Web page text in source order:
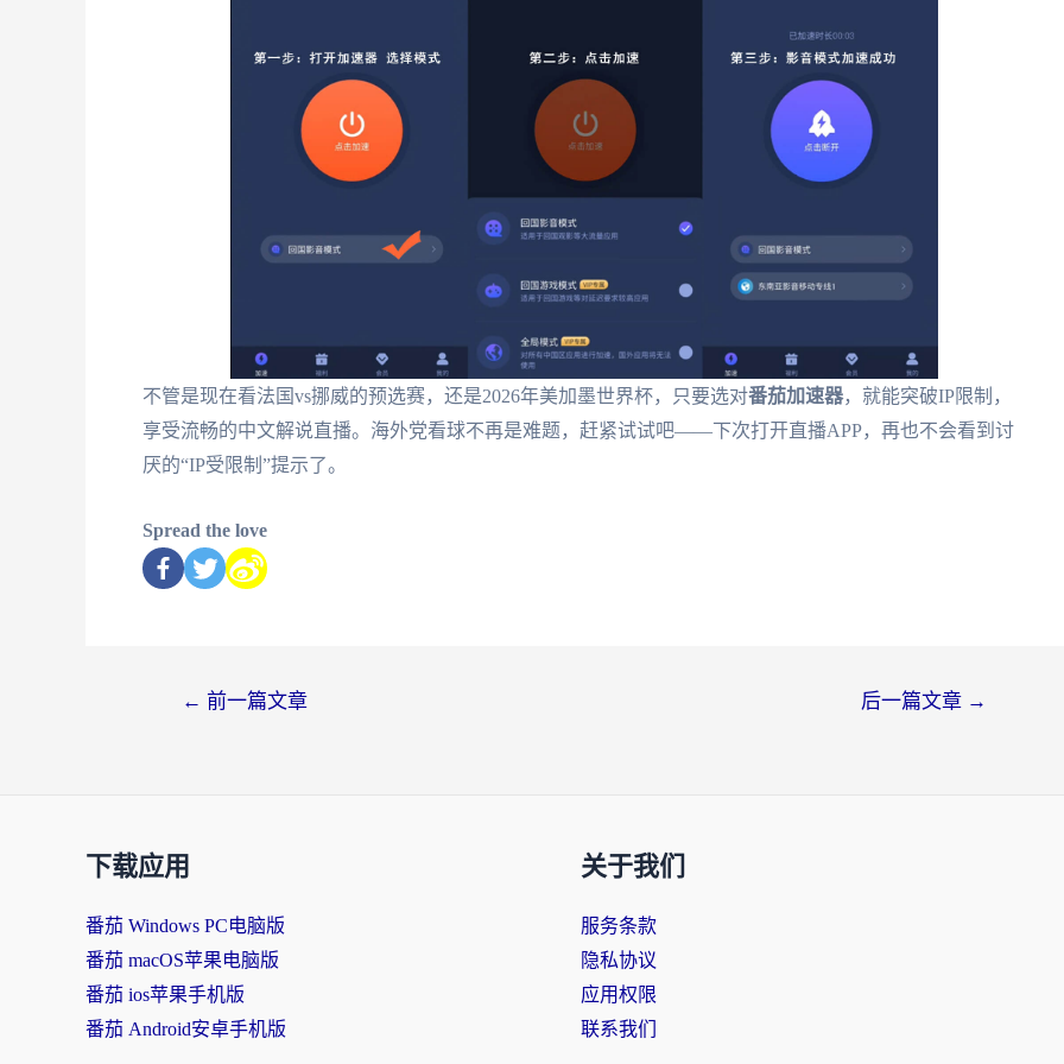
不管是现在看法国vs挪威的预选赛，还是2026年美加墨世界杯，只要选对番茄加速器，就能突破IP限制，
享受流畅的中文解说直播。海外党看球不再是难题，赶紧试试吧——下次打开直播APP，再也不会看到讨
厌的“IP受限制”提示了。
Spread the love
← 前一篇文章 后一篇文章 →
下载应用
番茄 Windows PC电脑版
番茄 macOS苹果电脑版
番茄 ios苹果手机版
番茄 Android安卓手机版
关于我们
服务条款
隐私协议
应用权限
联系我们